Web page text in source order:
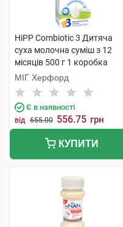
HiPP Combiotic 3 Дитяча
суха молочна суміш з 12
місяців 500 г 1 коробка
МІГ Херфорд
Є в наявності
від 655.00 556.75 грн
КУПИТИ